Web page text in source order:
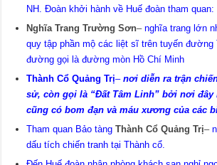
NH. Đoàn khởi hành về Huế đoàn tham quan:
Nghĩa Trang Trường Sơn–nghĩa trang lớn
quy tập phần mộ các liệt sĩ trên tuyến
đường gọi là đường mòn Hồ Chí Minh
Thành Cổ Quảng Trị–nơi diễn ra trận
sử, còn gọi là “Đất Tâm Linh” bởi nơi đây
cũng có bom đạn và máu xương của các
Tham quan Bảo tàngThành Cổ Quảng Trị–
dấu tích chiến tranh tại Thành cổ.